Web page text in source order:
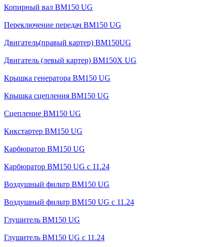
Копирный вал BM150 UG
Переключение передач BM150 UG
Двигатель(правый картер) ВМ150UG
Двигатель (левый картер) BM150X UG
Крышка генератора BM150 UG
Крышка сцепления BM150 UG
Сцепление BM150 UG
Кикстартер BM150 UG
Карбюратор BM150 UG
Карбюратор BM150 UG с 11.24
Воздушный фильтр BM150 UG
Воздушный фильтр BM150 UG c 11.24
Глушитель BM150 UG
Глушитель BM150 UG с 11.24